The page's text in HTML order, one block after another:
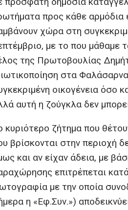
προς κάθε αρμόδια
χώρα στη
με το που μάθαμε
της Πρωτοβουλίας
στα
οικογένεια όσο
αυτή η ζούγκλα δεν
κυριότερο ζήτημα που
βρίσκονται στην περιοχή
και αν είχαν άδεια, με
επιτρέπεται
με την οποία
η «Εφ.Συν.»)